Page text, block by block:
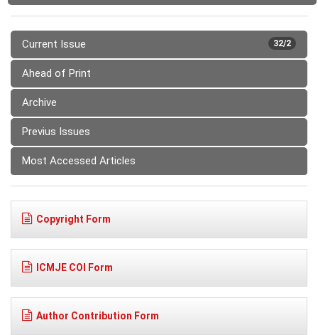
32/2
Current Issue
Ahead of Print
Archive
Previus Issues
Most Accessed Articles
Copyright Form
ICMJE COI Form
Author Contribution Form